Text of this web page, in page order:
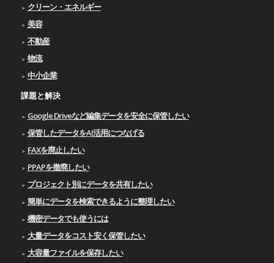
クリーン・エネルギー
美容
不動産
物流
中小企業
課題と解決
Google Driveなど編集データを安全に保管したい
保管したデータをAI活用につなげる
FAXを廃止したい
PPAPを撤廃したい
プロジェクト別にデータを共有したい
簡単にデータを検索できるように整理したい
機密データでも使うには
大量データをコスト安く保管したい
大容量ファイルを保存したい